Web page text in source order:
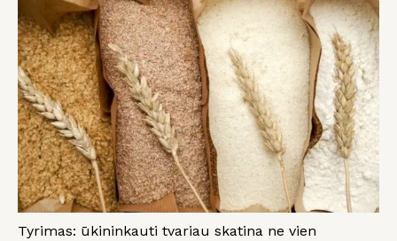
Tyrimas: ūkininkauti tvariau skatina ne vien